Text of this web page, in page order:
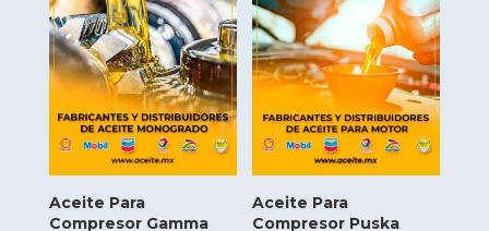
Aceite Para
Compresor Gamma
Aceite Para
Compresor Puska